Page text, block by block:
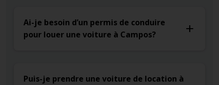
Ai-je besoin d’un permis de conduire
pour louer une voiture à Campos?
Puis-je prendre une voiture de location à